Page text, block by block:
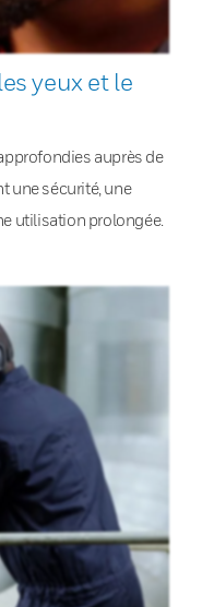
yeux et le
auprès de
une sécurité, une
utilisation prolongée.